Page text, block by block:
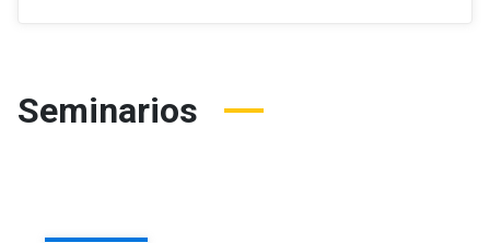
Seminarios